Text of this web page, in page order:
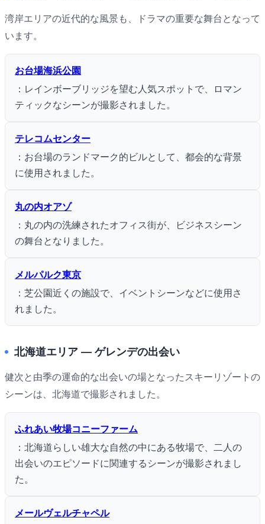
湾岸エリアの近代的な風景も、ドラマの重要な舞台となって
います。
お台場海浜公園
：レインボーブリッジを望む人気スポットで、ロマン
ティックなシーンが撮影されました。
テレコムセンター
：お台場のランドマーク的ビルとして、都会的な背景
に使用されました。
丸の内オアゾ
：丸の内の洗練されたオフィス街が、ビジネスシーン
の舞台となりました。
メルパルク東京
：芝公園近くの施設で、イベントシーンなどに使用さ
れました。
北海道エリア ― ゲレンデの出会い
健次と由季の運命的な出会いの場となったスキーリゾートの
シーンは、北海道で撮影されました。
ふれあい牧場コニーファーム
：北海道らしい雄大な自然の中にある牧場で、二人の
出会いのエピソードに関連するシーンが撮影されまし
た。
メールヴェルチャペル